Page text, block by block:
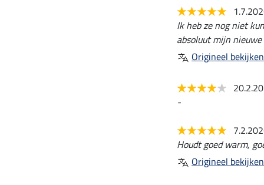
Ik heb ze nog niet
absoluut mijn
Origineel bekijken
-
Houdt goed warm,
Origineel bekijken